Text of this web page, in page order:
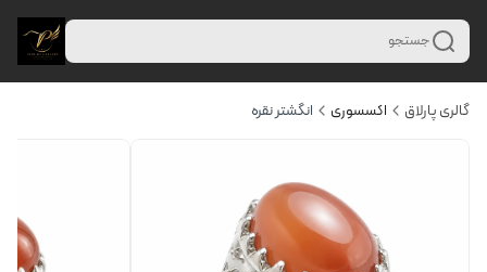
جستجو
گالری پارلاق اکسسوری انگشتر نقره